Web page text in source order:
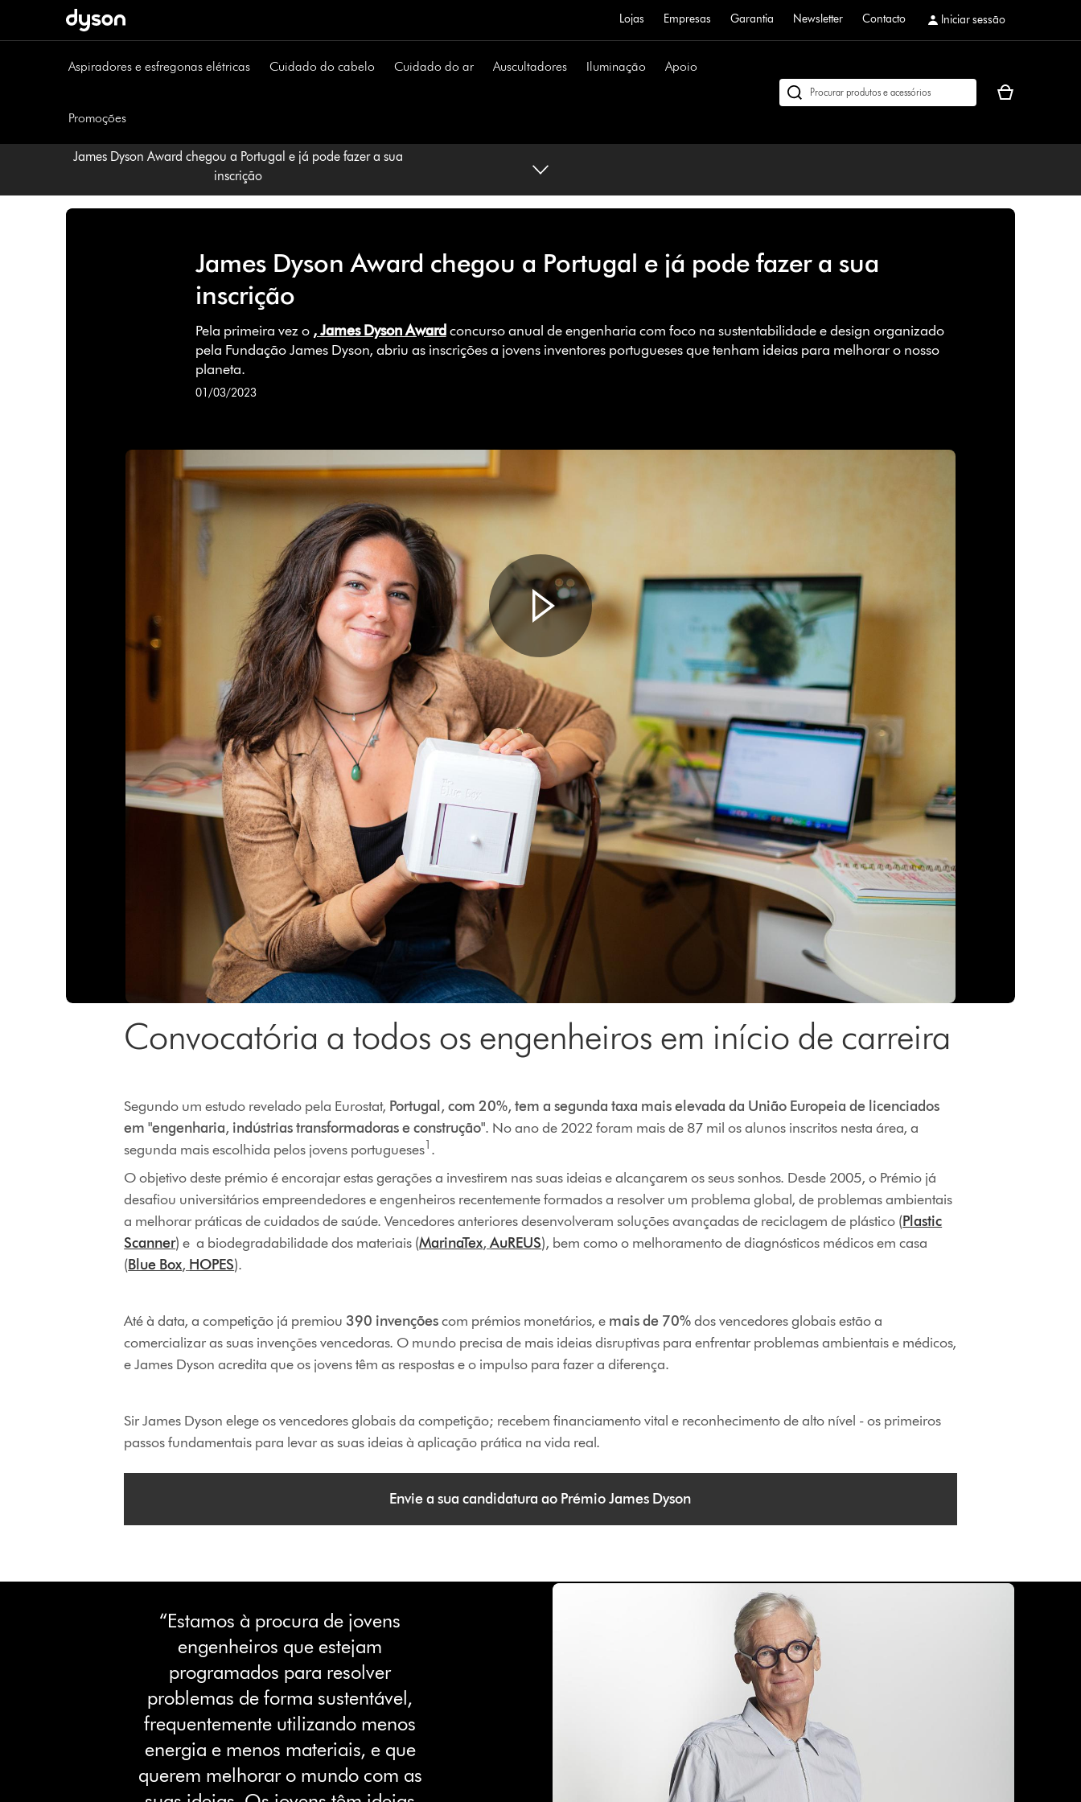
Lojas Empresas Garantia Newsletter Contacto Iniciar sessão
Aspiradores e esfregonas elétricas Cuidado do cabelo Cuidado do ar Auscultadores Iluminação Apoio
Promoções
Pesquisar
O
de
vazio
James Dyson Award chegou a Portugal e já pode fazer a sua
inscrição
James Dyson Award chegou a Portugal e já pode fazer a sua
inscrição
Pela primeira vez o , James Dyson Award concurso anual de engenharia com foco na sustentabilidade e design organizado
pela Fundação James Dyson, abriu as inscrições a jovens inventores portugueses que tenham ideias para melhorar o nosso
planeta.
01/03/2023
Convocatória a todos os engenheiros em início de carreira
Segundo um estudo revelado pela Eurostat, Portugal, com 20%, tem a segunda taxa mais elevada da União Europeia de licenciados
em "engenharia, indústrias transformadoras e construção". No ano de 2022 foram mais de 87 mil os alunos inscritos nesta área, a
segunda mais escolhida pelos jovens portugueses1 .
O objetivo deste prémio é encorajar estas gerações a investirem nas suas ideias e alcançarem os seus sonhos. Desde 2005, o Prémio já
desafiou universitários empreendedores e engenheiros recentemente formados a resolver um problema global, de problemas ambientais
a melhorar práticas de cuidados de saúde. Vencedores anteriores desenvolveram soluções avançadas de reciclagem de plástico (Plastic
Scanner) e a biodegradabilidade dos materiais (MarinaTex,AuREUS), bem como o melhoramento de diagnósticos médicos em casa
(Blue Box, HOPES).
Até à data, a competição já premiou390 invençõescom prémios monetários, e mais de 70%dos vencedores globais estão a
comercializar as suas invenções vencedoras. O mundo precisa de mais ideias disruptivas para enfrentar problemas ambientais e médicos,
e James Dyson acredita que os jovens têm as respostas e o impulso para fazer a diferença.
Sir James Dyson elege os vencedores globais da competição; recebem financiamento vital e reconhecimento de alto nível - os primeiros
passos fundamentais para levar as suas ideias à aplicação prática na vida real.
Envie a sua candidatura ao Prémio James Dyson
“Estamos à procura de jovens
engenheiros que estejam
programados para resolver
problemas de forma sustentável,
frequentemente utilizando menos
energia e menos materiais, e que
querem melhorar o mundo com as